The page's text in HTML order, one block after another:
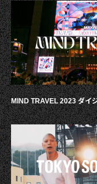
MIND TRAVEL 2023 ダイ